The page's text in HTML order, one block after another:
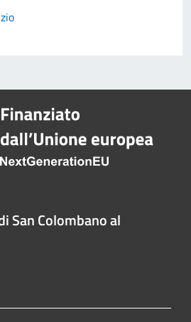
San Colombano al